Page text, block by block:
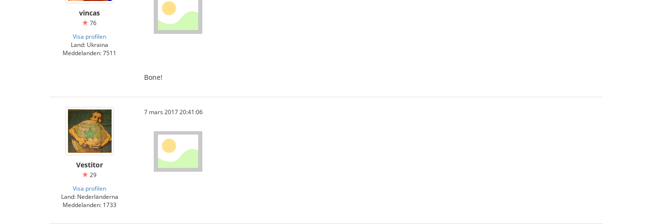
vincas
76
Visa profilen
Land: Ukraina
Meddelanden: 7511
Bone!
Vestitor
29
Visa profilen
Land: Nederländerna
Meddelanden: 1733
7 mars 2017 20:41:06